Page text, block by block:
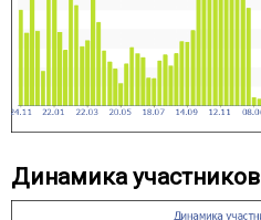
Динамика участников